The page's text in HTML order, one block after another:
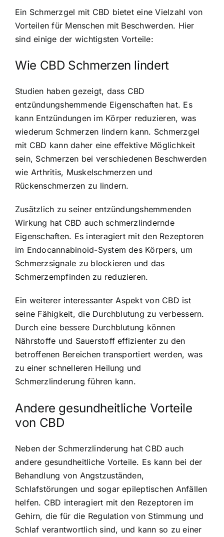
Ein Schmerzgel mit CBD bietet eine Vielzahl von
Vorteilen für Menschen mit Beschwerden. Hier
sind einige der wichtigsten Vorteile:
Wie CBD Schmerzen lindert
Studien haben gezeigt, dass CBD
entzündungshemmende Eigenschaften hat. Es
kann Entzündungen im Körper reduzieren, was
wiederum Schmerzen lindern kann. Schmerzgel
mit CBD kann daher eine effektive Möglichkeit
sein, Schmerzen bei verschiedenen Beschwerden
wie Arthritis, Muskelschmerzen und
Rückenschmerzen zu lindern.
Zusätzlich zu seiner entzündungshemmenden
Wirkung hat CBD auch schmerzlindernde
Eigenschaften. Es interagiert mit den Rezeptoren
im Endocannabinoid-System des Körpers, um
Schmerzsignale zu blockieren und das
Schmerzempfinden zu reduzieren.
Ein weiterer interessanter Aspekt von CBD ist
seine Fähigkeit, die Durchblutung zu verbessern.
Durch eine bessere Durchblutung können
Nährstoffe und Sauerstoff effizienter zu den
betroffenen Bereichen transportiert werden, was
zu einer schnelleren Heilung und
Schmerzlinderung führen kann.
Andere gesundheitliche Vorteile
von CBD
Neben der Schmerzlinderung hat CBD auch
andere gesundheitliche Vorteile. Es kann bei der
Behandlung von Angstzuständen,
Schlafstörungen und sogar epileptischen Anfällen
helfen. CBD interagiert mit den Rezeptoren im
Gehirn, die für die Regulation von Stimmung und
Schlaf verantwortlich sind, und kann so zu einer